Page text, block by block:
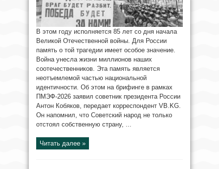
В этом году исполняется 85 лет со дня начала
Великой Отечественной войны. Для России
память о той трагедии имеет особое значение.
Война унесла жизни миллионов наших
соотечественников. Эта память является
неотъемлемой частью национальной
идентичности. Об этом на брифинге в рамках
ПМЭФ-2026 заявил советник президента России
Антон Кобяков, передает корреспондент VB.KG.
Он напомнил, что Советский народ не только
отстоял собственную страну, ...
Читать далее »